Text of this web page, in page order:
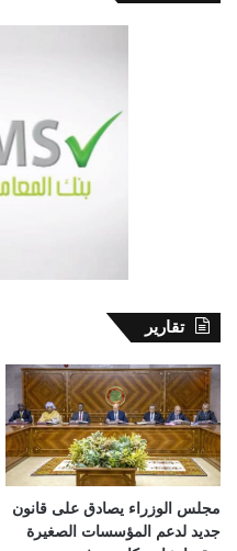
تقارير
مجلس الوزراء يصادق على قانون
جديد لدعم المؤسسات الصغيرة